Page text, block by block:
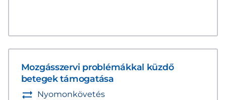
Mozgásszervi problémákkal küzdő
betegek támogatása
Nyomonkövetés